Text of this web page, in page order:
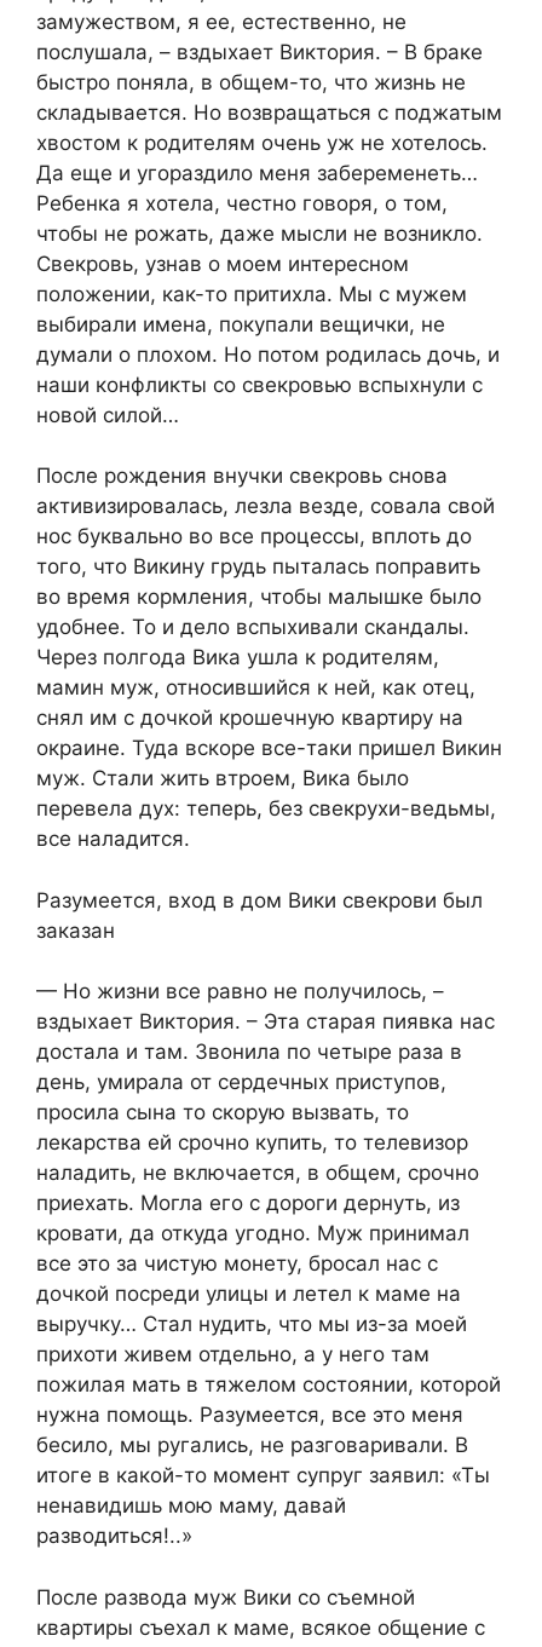
замужеством, я ее, естественно, не
послушала, – вздыхает Виктория. – В браке
быстро поняла, в общем-то, что жизнь не
складывается. Но возвращаться с поджатым
хвостом к родителям очень уж не хотелось.
Да еще и угораздило меня забеременеть…
Ребенка я хотела, честно говоря, о том,
чтобы не рожать, даже мысли не возникло.
Свекровь, узнав о моем интересном
положении, как-то притихла. Мы с мужем
выбирали имена, покупали вещички, не
думали о плохом. Но потом родилась дочь, и
наши конфликты со свекровью вспыхнули с
новой силой…
После рождения внучки свекровь снова
активизировалась, лезла везде, совала свой
нос буквально во все процессы, вплоть до
того, что Викину грудь пыталась поправить
во время кормления, чтобы малышке было
удобнее. То и дело вспыхивали скандалы.
Через полгода Вика ушла к родителям,
мамин муж, относившийся к ней, как отец,
снял им с дочкой крошечную квартиру на
окраине. Туда вскоре все-таки пришел Викин
муж. Стали жить втроем, Вика было
перевела дух: теперь, без свекрухи-ведьмы,
все наладится.
Разумеется, вход в дом Вики свекрови был
заказан
— Но жизни все равно не получилось, –
вздыхает Виктория. – Эта старая пиявка нас
достала и там. Звонила по четыре раза в
день, умирала от сердечных приступов,
просила сына то скорую вызвать, то
лекарства ей срочно купить, то телевизор
наладить, не включается, в общем, срочно
приехать. Могла его с дороги дернуть, из
кровати, да откуда угодно. Муж принимал
все это за чистую монету, бросал нас с
дочкой посреди улицы и летел к маме на
выручку… Стал нудить, что мы из-за моей
прихоти живем отдельно, а у него там
пожилая мать в тяжелом состоянии, которой
нужна помощь. Разумеется, все это меня
бесило, мы ругались, не разговаривали. В
итоге в какой-то момент супруг заявил: «Ты
ненавидишь мою маму, давай
разводиться!..»
После развода муж Вики со съемной
квартиры съехал к маме, всякое общение с